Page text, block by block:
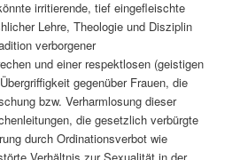
irritierende, tief eingefleischte
Lehre, Theologie und Disziplin
verborgener
und einer respektlosen (geistigen
gegenüber Frauen, die
bzw. Verharmlosung dieser
die gesetzlich verbürgte
durch Ordinationsverbot wie